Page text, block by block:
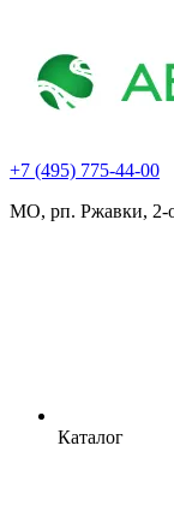
+7 (495) 775-44-00
МО, рп. Ржавки, 2-
Каталог